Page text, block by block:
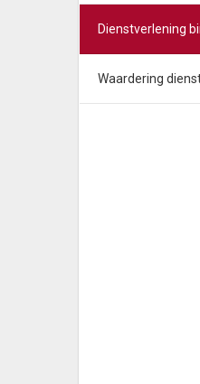
Dienstverlening
Waardering